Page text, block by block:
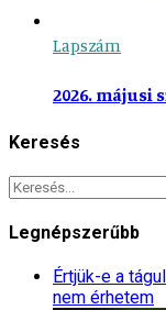
Lapszám
2026. májusi
Keresés
Legnépszerűbb
Értjük-e a
nem érhetem